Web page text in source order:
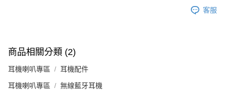
客服
商品相關分類 (2)
耳機喇叭專區 耳機配件
耳機喇叭專區 無線藍牙耳機